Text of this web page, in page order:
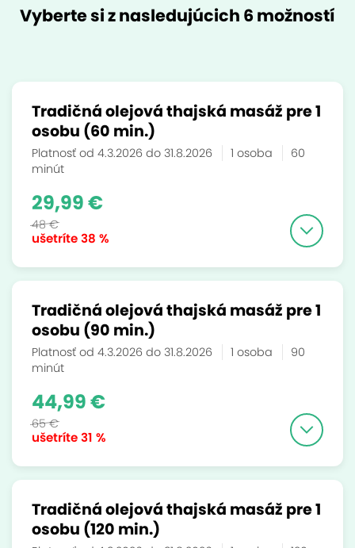
Vyberte si z nasledujúcich 6 možností
Tradičná olejová thajská masáž pre 1
osobu (60 min.)
Platnosť od 4.3.2026 do 31.8.2026 1 osoba
60
minút
ušetríte38 %
29,99 €
48 €
Tradičná olejová thajská masáž pre 1
osobu (90 min.)
Platnosť od 4.3.2026 do 31.8.2026 1 osoba
90
minút
ušetríte31 %
44,99 €
65 €
Tradičná olejová thajská masáž pre 1
osobu (120 min.)